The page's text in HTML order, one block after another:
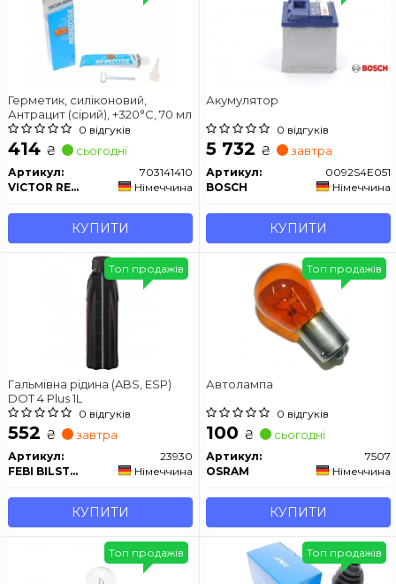
Герметик, силіконовий,
Антрацит (сірий), +320°C, 70 мл
0 відгуків
414 ₴ сьогодні
Артикул:
703141410
VICTOR REINZ
Німеччина
КУПИТИ
Акумулятор
0 відгуків
5 732 ₴ завтра
Артикул:
0092S4E051
BOSCH
Німеччина
КУПИТИ
Гальмівна рідина (ABS, ESP)
DOT 4 Plus 1L
0 відгуків
552 ₴ завтра
Артикул:
23930
FEBI BILSTEIN
Німеччина
КУПИТИ
Топ продажів
Автолампа
0 відгуків
100 ₴ сьогодні
Артикул:
7507
OSRAM
Німеччина
КУПИТИ
Топ продажів
Топ продажів Топ продажів